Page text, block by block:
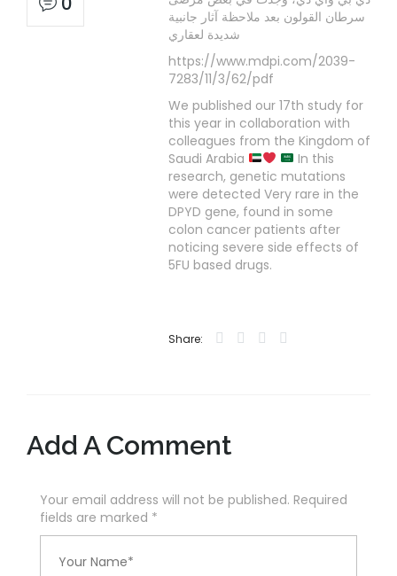
سرطان القولون بعد ملاحظة آثار جانبية
شديدة لعقاري
https://www.mdpi.com/2039-
7283/11/3/62/pdf
We published our 17th study for
this year in collaboration with
colleagues from the Kingdom of
Saudi Arabia
In this
research, genetic mutations
were detected Very rare in the
DPYD gene, found in some
colon cancer patients after
noticing severe side effects of
5FU based drugs.
Share:
Add A Comment
Your email address will not be published. Required
fields are marked *